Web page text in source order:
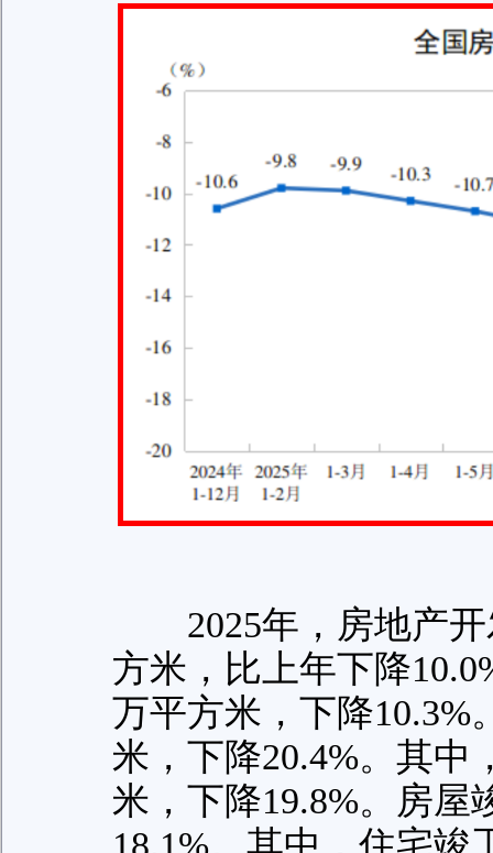
2025年，房地产开
方米，比上年下降
万平方米，下降10.3%
米，下降20.4%。其中
米，下降19.8%。房屋
18.1%。其中，住宅竣